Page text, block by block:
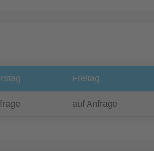
Freitag
auf Anfrage